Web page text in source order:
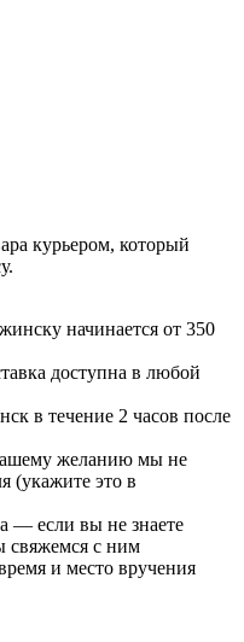
курьером, который
начинается от 350
доступна в любой
в течение 2 часов после
желанию мы не
(укажите это в
— если вы не знаете
свяжемся с ним
и место вручения